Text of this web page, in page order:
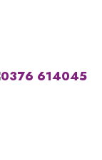
0376 614045